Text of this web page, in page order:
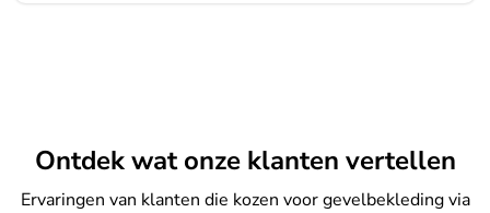
Ontdek wat onze klanten vertellen
Ervaringen van klanten die kozen voor gevelbekleding via